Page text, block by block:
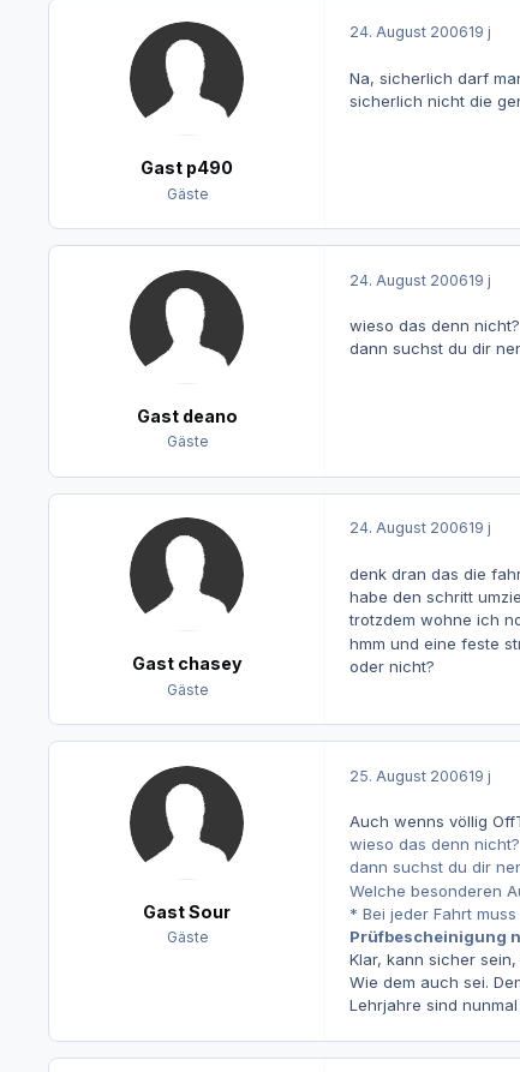
Gast p490
Gäste
24. August 200619 j
Na, sicherlich darf
sicherlich nicht die
Gast deano
Gäste
24. August 200619 j
wieso das denn nicht?
dann suchst du dir
Gast chasey
Gäste
24. August 200619 j
denk dran das die
habe den schritt
trotzdem wohne ich
hmm und eine feste
oder nicht?
Gast Sour
Gäste
25. August 200619 j
Auch wenns völlig
wieso das denn nicht?
dann suchst du dir
Welche besonderen
* Bei jeder Fahrt
Prüfbescheinigung
Klar, kann sicher
Wie dem auch sei.
Lehrjahre sind